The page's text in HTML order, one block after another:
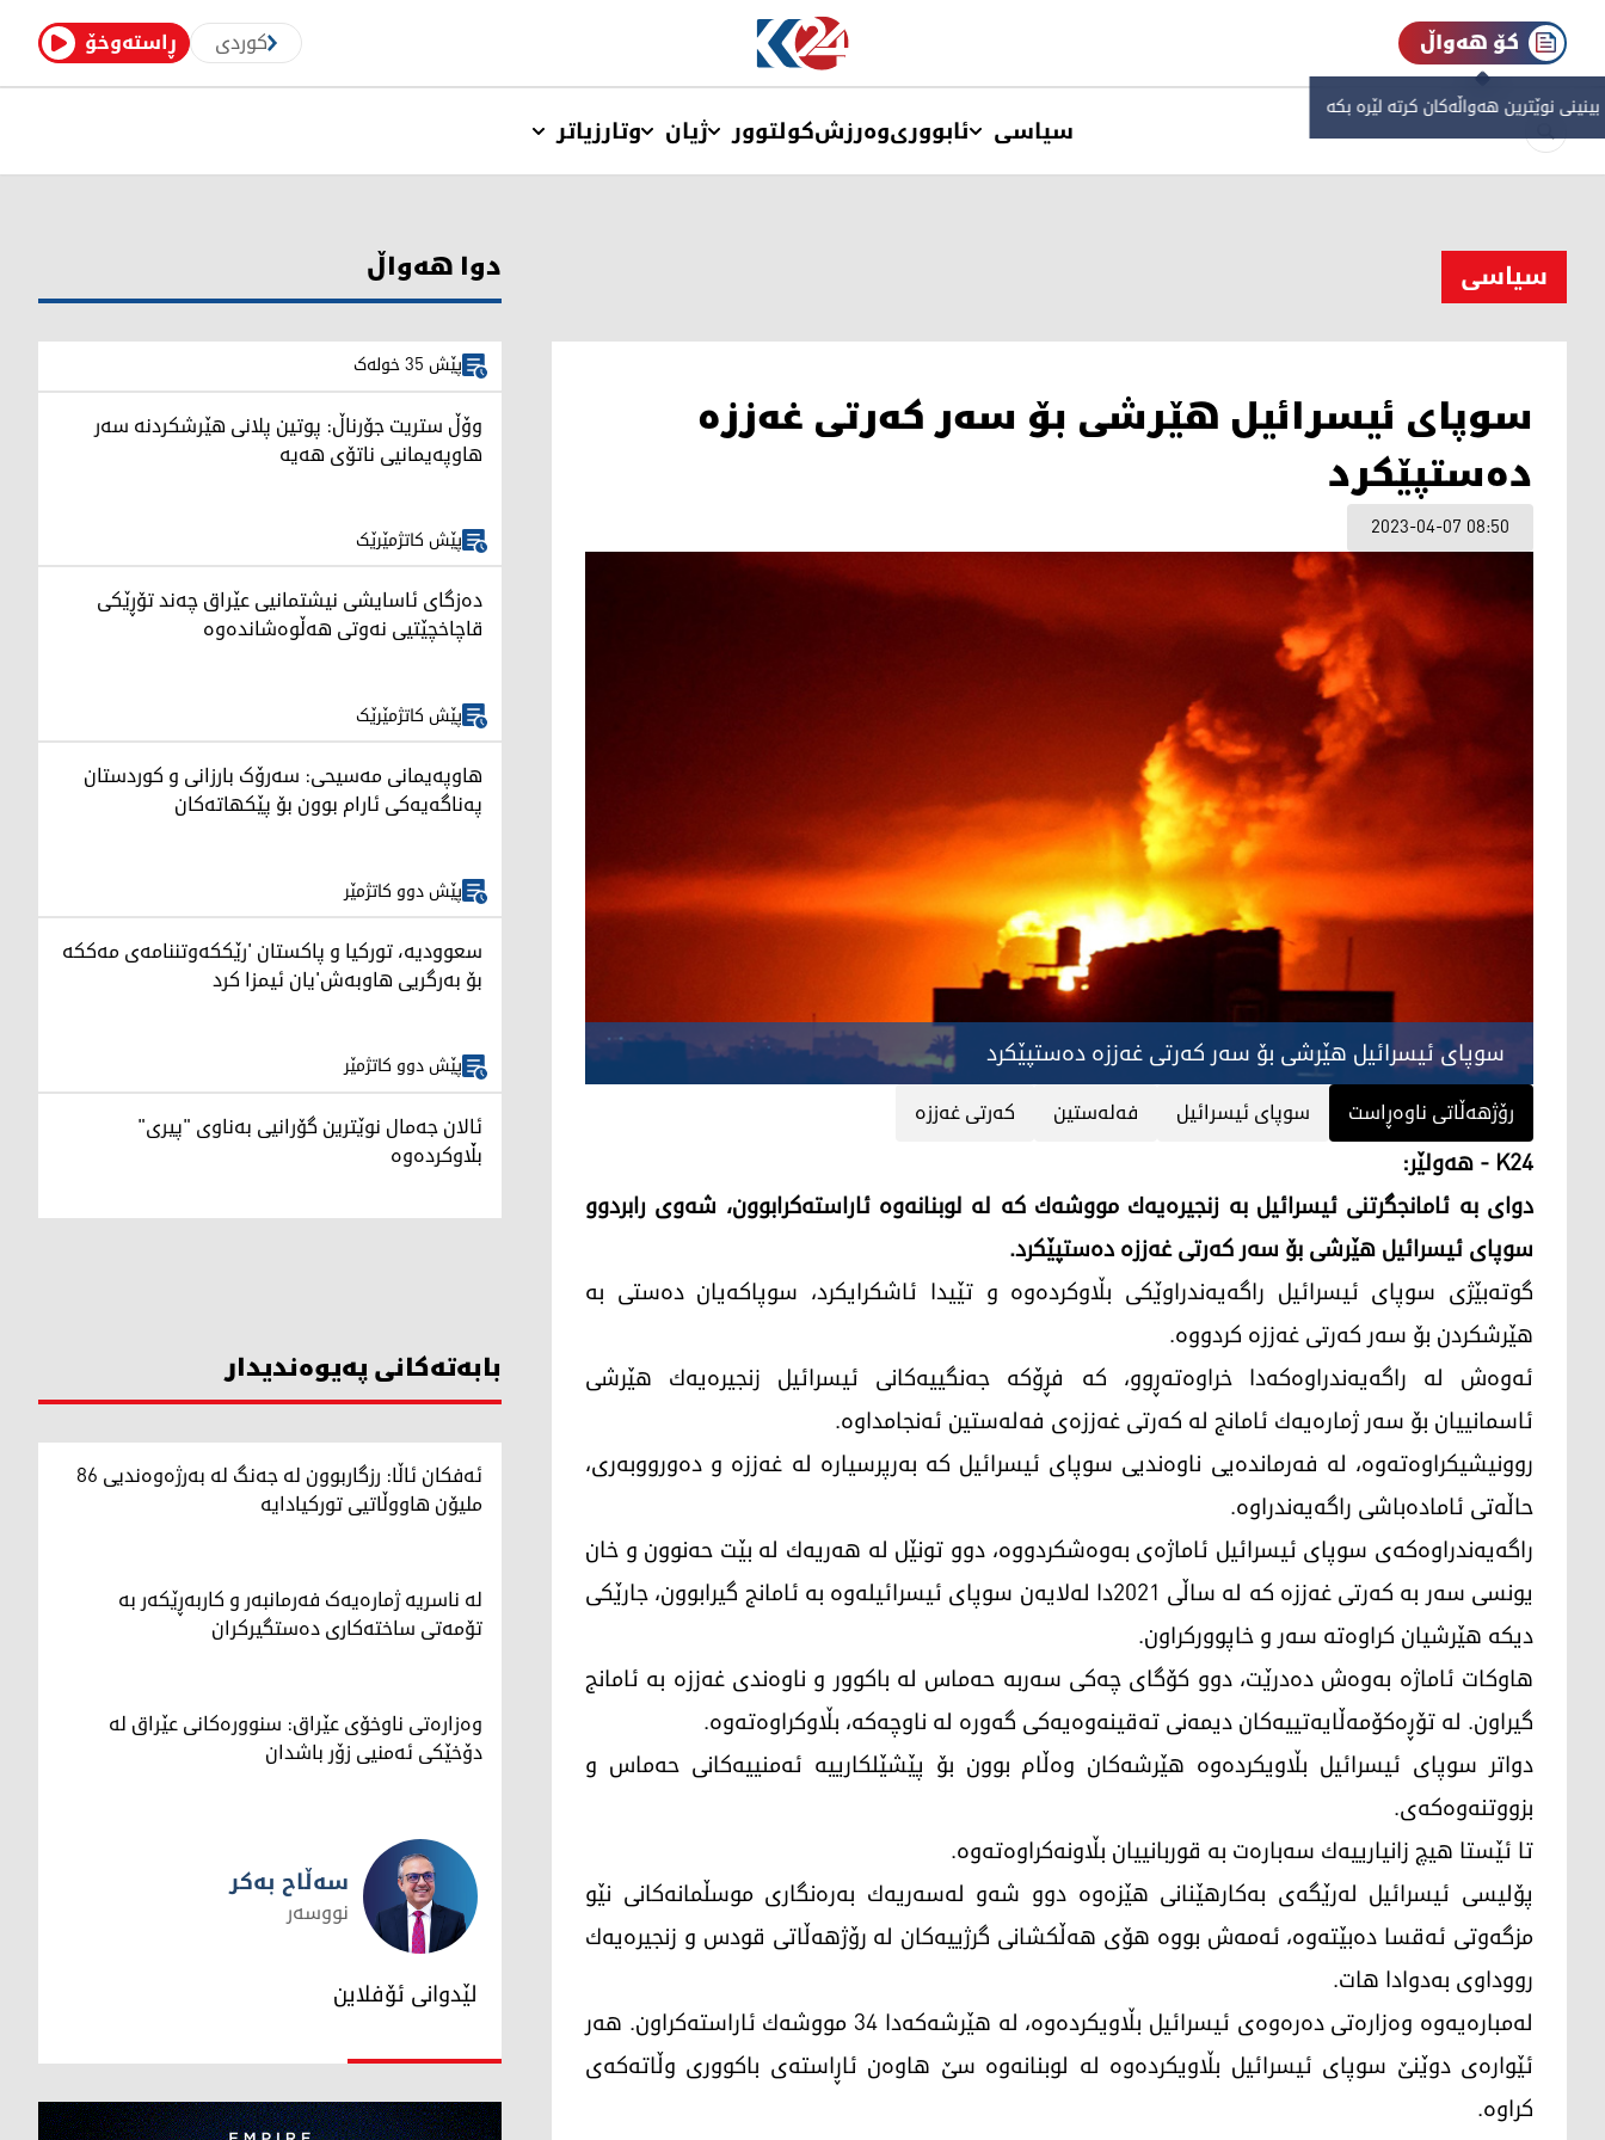
ڕاستەوخۆ کوردی کۆ هەواڵ
نوێترین هەواڵەکان کرتە لێرە بکە
سیاسی ئابووریوەرزشکولتوور ژیان وتارزیاتر
سیاسی
سوپای ئیسرائیل هێرشی بۆ سه‌ر كه‌رتی غه‌ززه‌
ده‌ستپێكرد
2023-04-07 08:50
سوپای ئیسرائیل هێرشی بۆ سه‌ر كه‌رتی غه‌ززه‌ ده‌ستپێكرد
رۆژهەڵاتی ناوەڕاست سوپای ئیسرائیل فه‌له‌ستین كه‌رتی غه‌ززه‌
K24 - هەولێر:
دوای به‌ ئامانجگرتنی ئیسرائیل به‌ زنجیره‌یه‌ك مووشه‌ك كه‌ له‌ لوبنانه‌وه‌ ئاراسته‌كرابوون، شه‌وی رابردوو
سوپای ئیسرائیل هێرشی بۆ سه‌ر كه‌رتی غه‌ززه‌ ده‌ستپێكرد.
گوته‌بێژی سوپای ئیسرائیل راگه‌یه‌ندراوێكی بڵاوكرده‌وه‌ و تێیدا ئاشكرایكرد، سوپاكه‌یان ده‌ستی به‌
هێرشكردن بۆ سه‌ر كه‌رتی غه‌ززه‌ كردووه‌.
ئه‌وه‌ش له‌ راگه‌یه‌ندراوه‌كه‌دا خراوه‌ته‌ڕوو، كه‌ فڕۆكه‌ جه‌نگییه‌كانی ئیسرائیل زنجیره‌یه‌ك هێرشی
ئاسمانییان بۆ سه‌ر ژماره‌یه‌ك ئامانج له‌ كه‌رتی غه‌ززه‌ی فه‌له‌ستین ئه‌نجامداوه‌.
روونیشیكراوه‌ته‌وه‌، له‌ فه‌رمانده‌یی ناوه‌ندیی سوپای ئیسرائیل كه‌ به‌رپرسیاره‌ له‌ غه‌ززه‌ و ده‌ورووبه‌ری،
حاڵه‌تی ئاماده‌باشی راگه‌یه‌ندراوه‌.
راگه‌یه‌ندراوه‌كه‌ی سوپای ئیسرائیل ئاماژه‌ی به‌وه‌شكردووه‌، دوو تونێل له‌ هه‌ریه‌ك له‌ بێت حه‌نوون و خان
یونسی سه‌ر به‌ كه‌رتی غه‌ززه‌ كه‌ له‌ ساڵی 2021دا له‌لایه‌ن سوپای ئیسرائیله‌وه‌ به‌ ئامانج گیرابوون، جارێكی
دیكه‌ هێرشیان كراوه‌ته‌ سه‌ر و خاپووركراون.
هاوكات ئاماژه‌ به‌وه‌ش ده‌درێت، دوو كۆگای چه‌كی سه‌ربه‌ حه‌ماس له‌ باكوور و ناوه‌ندی غه‌ززه‌ به‌ ئامانج
گیراون. له‌ تۆڕه‌كۆمه‌ڵایه‌تییه‌كان دیمه‌نی ته‌قینه‌وه‌یه‌كی گه‌وره‌ له‌ ناوچه‌كه‌، بڵاوكراوه‌ته‌وه‌.
دواتر سوپای ئیسرائیل بڵاویكرده‌وه‌ هێرشه‌كان وه‌ڵام بوون بۆ پێشێلكارییه‌ ئه‌منییه‌كانی حه‌ماس و
بزووتنه‌وه‌كه‌ی.
تا ئێستا هیچ زانیارییه‌ك سه‌باره‌ت به‌ قوربانییان بڵاونه‌كراوه‌ته‌وه‌.
پۆلیسی ئیسرائیل له‌رێگه‌ی به‌كارهێنانی هێزه‌وه‌ دوو شه‌و له‌سه‌ریه‌ك به‌ره‌نگاری موسڵمانه‌كانی نێو
مزگه‌وتی ئه‌قسا ده‌بێته‌وه‌، ئه‌مه‌ش بووه‌ هۆی هه‌ڵكشانی گرژییه‌كان له‌ رۆژهه‌ڵاتی قودس و زنجیره‌یه‌ك
رووداوی به‌دوادا هات.
له‌مباره‌یه‌وه‌ وه‌زاره‌تی ده‌ره‌وه‌ی ئیسرائیل بڵاویكرده‌وه‌،‌ له‌ هێرشه‌كه‌دا 34 مووشه‌ك ئاراسته‌كراون. هه‌ر
ئێواره‌ی دوێنێ سوپای ئیسرائیل بڵاویكرده‌وه‌ له‌ لوبنانه‌وه‌ سێ هاوه‌ن ئاڕاسته‌ی باكووری وڵاته‌كه‌ی
كراوه‌.
دوا هەواڵ
پێش 35 خولەک
وۆڵ ستریت جۆرناڵ: پوتین پلانی هێرشکردنە سەر
هاوپەیمانیی ناتۆی هەیە
پێش کاتژمێرێک
دەزگای ئاسایشی نیشتمانیی عێراق چەند تۆڕێکی
قاچاخچێتیی نەوتی هەڵوەشاندەوە
پێش کاتژمێرێک
هاوپەیمانی مەسیحی: سەرۆک بارزانی و کوردستان
په‌ناگه‌یه‌كی ئارام بوون بۆ پێکهاتەکان
پێش دوو کاتژمێر
سعوودیە، تورکیا و پاکستان 'رێککەوتننامەی مەککە
بۆ بەرگریی هاوبەش'یان ئیمزا کرد
پێش دوو کاتژمێر
ئالان جەمال نوێترین گۆرانیی بەناوی "پیری"
بڵاوکردەوە
بابەتەکانی پەیوەندیدار
ئەفکان ئاڵا: رزگاربوون لە جەنگ لە بەرژەوەندیی 86
ملیۆن هاووڵاتیی تورکیادایە
لە ناسریە ژمارەیەک فەرمانبەر و کاربەڕێکەر بە
تۆمەتی ساختەکاری دەستگیرکران
وەزارەتی ناوخۆی عێراق: سنوورەکانی عێراق لە
دۆخێکی ئەمنیی زۆر باشدان
سەڵاح بەکر
سەڵاح بەکر
نووسەر
لێدوانی ئۆفلاین